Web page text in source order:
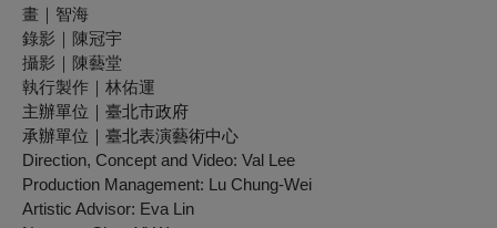
畫｜智海
錄影｜陳冠宇
攝影｜陳藝堂
執行製作｜林佑運
主辦單位｜臺北市政府
承辦單位｜臺北表演藝術中心
Direction, Concept and Video: Val Lee
Production Management: Lu Chung-Wei
Artistic Advisor: Eva Lin